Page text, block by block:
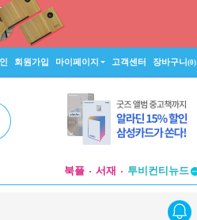
회원가입 마이페이지 고객센터 장바구니(0)
북플 서재
투비컨티뉴드
투비컨티뉴드